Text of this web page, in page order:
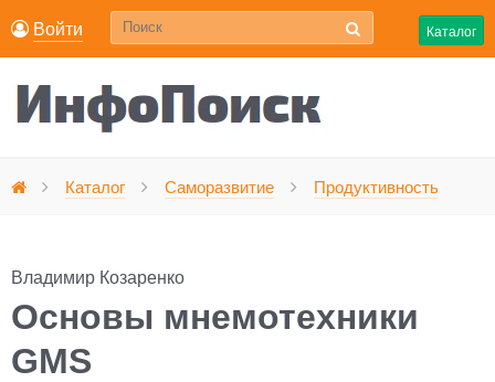
Войти Каталог
Каталог Саморазвитие Продуктивность
Владимир Козаренко
Основы мнемотехники
GMS